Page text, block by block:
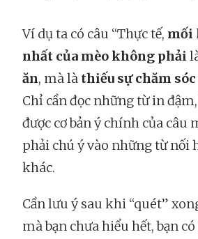
Ví dụ ta có câu “Thực tế, mối
nhất của mèokhông phải
ăn, mà là thiếu sự chăm sóc
Chỉ cần đọc những từ in
được cơ bản ý chính của câu
phải chú ý vào những từ nối
khác.
Cần lưu ý sau khi “quét”
mà bạn chưa hiểu hết, bạn